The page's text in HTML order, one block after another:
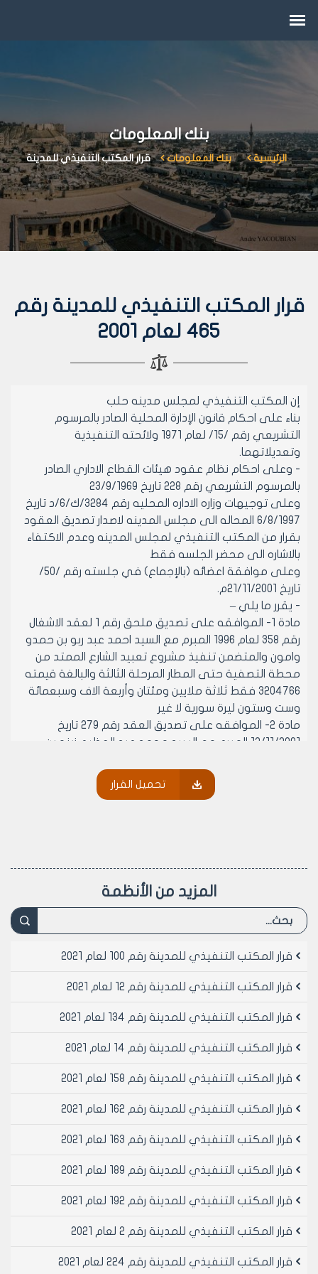
بنك المعلومات
الرئيسية بنك المعلومات قرار المكتب التنفيذي للمدينة
قرار المكتب التنفيذي للمدينة رقم
465 لعام 2001
إن المكتب التنفيذي لمجلس مدينه حلب
بناء على احكام قانون الإدارة المحلية الصادر بالمرسوم
التشريعي رقم /15/ لعام 1971 ولائحته التنفيذية
وتعديلاتهما.
- وعلى احكام نظام عقود هيئات القطاع الاداري الصادر
بالمرسوم التشريعي رقم 228 تاريخ 23/9/1969
وعلى توجيهات وزاره الاداره المحليه رقم 3284/ك/6/د تاريخ
6/8/1997 المحاله الى مجلس المدينه لاصدار تصديق العقود
بقرار من المكتب التنفيذي لمجلس المدينه وعدم الاكتفاء
بالاشاره الى محضر الجلسه فقط
وعلى موافقة اعضائه (بالإجماع) في جلسته رقم /50/
تاريخ 21/11/2001م.
- يقرر ما يلي –
مادة 1- الموافقه على تصديق ملحق رقم 1 لعقد الاشغال
رقم 358 لعام 1996 المبرم مع السيد احمد عبد ربو بن حمدو
وامون والمتضمن تنفيذ مشروع تعبيد الشارع الممتد من
محطة التصفية حتى المطار المرحلة الثالثة والبالغة قيمته
3204766 فقط ثلاثة ملايين ومئتان وأربعة الاف وسبعمائة
وست وستون ليرة سورية لا غير
مادة 2- الموافقه على تصديق العقد رقم 279 تاريخ
12/11/2001 المبرم مع السيد محمد عبد العظيم زينو بن
اصلية لضواغط قمامة نوع تويوتا ديانا الصغيرة والبالغة
قيمته 14873474 فقط مليون واربعمائة وأربعة وثمانون
السيارات في ساحة الترانزيت بالراموسة والبالغة قيمته
نجوى والمتضمن بيع المكتب رقم 27 المخصص لبيع وشراء
السيارات في ساحة الترانزيت بالراموسة والبالغة قيمته
مادة 5- الموافقه على تصديق العقد رقم 286 تاريخ
عائشة والمتضمن بيع المكتب رقم 50 المخصص لبيع وشراء
الاجمالية 350000 ثلاثمائة وخمسون الف ليرة سورية لا غير
20/11/2001 المبرم مع السيد ارشاك اكوبيان بن صاموئل والدته
لوسين خضر والمتضمن بيع المقسم الصناعي رقم 318
مساحته 250م2 وبسعر المتر المربع الواحد 958.39 واجمالي
وخمسمائة وثمان وتسعون ليرة سورية لا غير
20/11/2001 المبرم مع السيد عبيد الحاج حسن بن حسن والدته
شمال الحيدرية المخصص لمهنة البلوك والبالغة مساحته
تحميل القرار
المزيد من الأنظمة
قرار المكتب التنفيذي للمدينة رقم 100 لعام 2021
قرار المكتب التنفيذي للمدينة رقم 12 لعام 2021
قرار المكتب التنفيذي للمدينة رقم 134 لعام 2021
قرار المكتب التنفيذي للمدينة رقم 14 لعام 2021
قرار المكتب التنفيذي للمدينة رقم 158 لعام 2021
قرار المكتب التنفيذي للمدينة رقم 162 لعام 2021
قرار المكتب التنفيذي للمدينة رقم 163 لعام 2021
قرار المكتب التنفيذي للمدينة رقم 189 لعام 2021
قرار المكتب التنفيذي للمدينة رقم 192 لعام 2021
قرار المكتب التنفيذي للمدينة رقم 2 لعام 2021
قرار المكتب التنفيذي للمدينة رقم 224 لعام 2021